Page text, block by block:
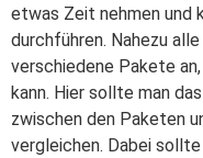
etwas Zeit nehmen und
durchführen. Nahezu
verschiedene Pakete
kann. Hier sollte man
zwischen den Paketen
vergleichen. Dabei